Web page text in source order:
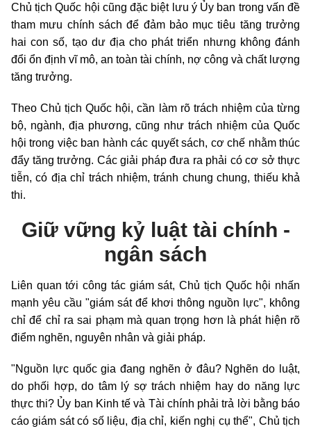
Chủ tịch Quốc hội cũng đặc biệt lưu ý Ủy ban trong vấn đề
tham mưu chính sách để đảm bảo mục tiêu tăng trưởng
hai con số, tạo dư địa cho phát triển nhưng không đánh
đổi ổn định vĩ mô, an toàn tài chính, nợ công và chất lượng
tăng trưởng.
Theo Chủ tịch Quốc hội, cần làm rõ trách nhiệm của từng
bộ, ngành, địa phương, cũng như trách nhiệm của Quốc
hội trong việc ban hành các quyết sách, cơ chế nhằm thúc
đẩy tăng trưởng. Các giải pháp đưa ra phải có cơ sở thực
tiễn, có địa chỉ trách nhiệm, tránh chung chung, thiếu khả
thi.
Giữ vững kỷ luật tài chính -
ngân sách
Liên quan tới công tác giám sát, Chủ tịch Quốc hội nhấn
mạnh yêu cầu "giám sát để khơi thông nguồn lực", không
chỉ để chỉ ra sai phạm mà quan trọng hơn là phát hiện rõ
điểm nghẽn, nguyên nhân và giải pháp.
"Nguồn lực quốc gia đang nghẽn ở đâu? Nghẽn do luật,
do phối hợp, do tâm lý sợ trách nhiệm hay do năng lực
thực thi? Ủy ban Kinh tế và Tài chính phải trả lời bằng báo
cáo giám sát có số liệu, địa chỉ, kiến nghị cụ thể", Chủ tịch